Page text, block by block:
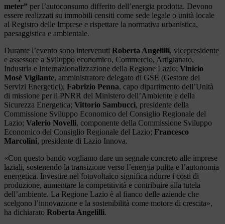
meter” per l’autoconsumo differito dell’energia prodotta. Devono
essere realizzati su immobili censiti come sede legale o unità locale
al Registro delle Imprese e rispettare la normativa urbanistica,
paesaggistica e ambientale.
Durante l’evento sono intervenuti Roberta Angelilli, vicepresidente
e assessore a Sviluppo economico, Commercio, Artigianato,
Industria e Internazionalizzazione della Regione Lazio; Vinicio
Mosè Vigilante, amministratore delegato di GSE (Gestore dei
Servizi Energetici); Fabrizio Penna, capo dipartimento dell’Unità
di missione per il PNRR del Ministero dell’Ambiente e della
Sicurezza Energetica; Vittorio Sambucci, presidente della
Commissione Sviluppo Economico del Consiglio Regionale del
Lazio; Valerio Novelli, componente della Commissione Sviluppo
Economico del Consiglio Regionale del Lazio; Francesco
Marcolini, presidente di Lazio Innova.
«Con questo bando vogliamo dare un segnale concreto alle imprese
laziali, sostenendo la transizione verso l’energia pulita e l’autonomia
energetica. Investire nel fotovoltaico significa ridurre i costi di
produzione, aumentare la competitività e contribuire alla tutela
dell’ambiente. La Regione Lazio è al fianco delle aziende che
scelgono l’innovazione e la sostenibilità come motore di crescita»,
ha dichiarato Roberta Angelilli.